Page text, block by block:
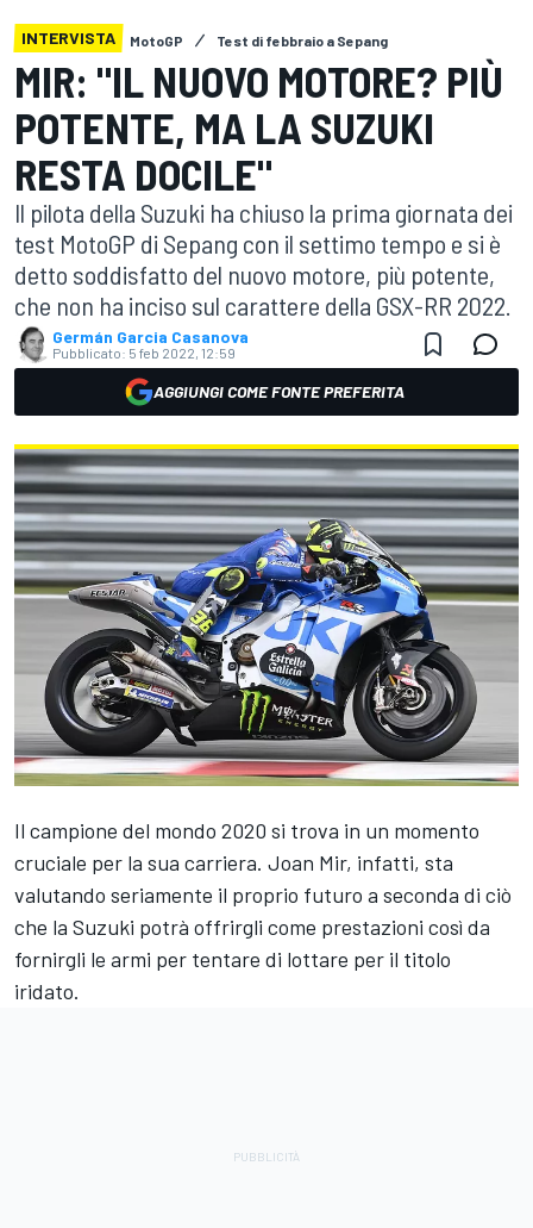
INTERVISTA MotoGP Test di febbraio a Sepang
MIR: "IL NUOVO MOTORE? PIÙ
POTENTE, MA LA SUZUKI
RESTA DOCILE"
Il pilota della Suzuki ha chiuso la prima giornata dei
test MotoGP di Sepang con il settimo tempo e si è
detto soddisfatto del nuovo motore, più potente,
che non ha inciso sul carattere della GSX-RR 2022.
Germán Garcia Casanova
Pubblicato: 5 feb 2022, 12:59
AGGIUNGI COME FONTE PREFERITA
Il campione del mondo 2020 si trova in un momento
cruciale per la sua carriera. Joan Mir, infatti, sta
valutando seriamente il proprio futuro a seconda di ciò
che la Suzuki potrà offrirgli come prestazioni così da
fornirgli le armi per tentare di lottare per il titolo
iridato.